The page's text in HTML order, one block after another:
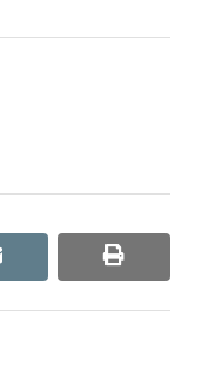
email print